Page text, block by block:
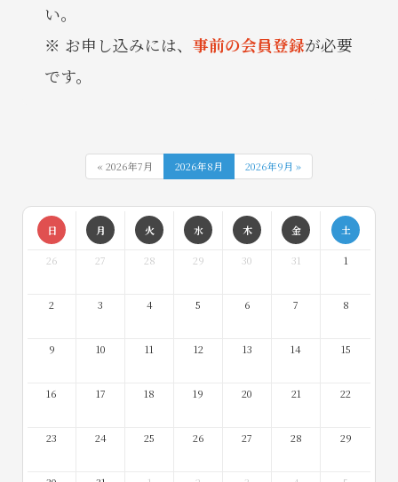
い。
お申し込みには、 事前の会員登録が必要
です。
« 2026年7月 2026年8月 2026年9月 »
日 月 火 水 木 金 土
26 27 28 29 30 31 1
2 3 4 5 6 7 8
9 10 11 12 13 14 15
16 17 18 19 20 21 22
23 24 25 26 27 28 29